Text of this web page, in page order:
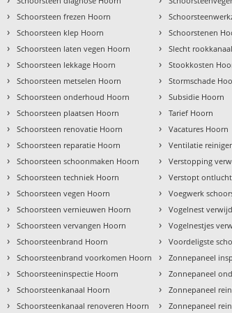
› Schoorsteen frezen Hoorn
› Schoorsteen klep Hoorn
› Schoorsteen laten vegen Hoorn
› Schoorsteen lekkage Hoorn
› Schoorsteen metselen Hoorn
› Schoorsteen onderhoud Hoorn
› Schoorsteen plaatsen Hoorn
› Schoorsteen renovatie Hoorn
› Schoorsteen reparatie Hoorn
› Schoorsteen schoonmaken Hoorn
› Schoorsteen techniek Hoorn
› Schoorsteen vegen Hoorn
› Schoorsteen vernieuwen Hoorn
› Schoorsteen vervangen Hoorn
› Schoorsteenbrand Hoorn
› Schoorsteenbrand voorkomen Hoorn
› Schoorsteeninspectie Hoorn
› Schoorsteenkanaal Hoorn
› Schoorsteenkanaal renoveren Hoorn
›
› Schoorstenen
› Slecht
› Stookkosten
› Stormschade
› Subsidie Hoorn
› Tarief Hoorn
› Vacatures Hoorn
› Ventilatie
› Verstopping
› Verstopt
› Voegwerk
› Vogelnest
› Vogelnestjes
› Voordeligste
› Zonnepaneel
› Zonnepaneel
› Zonnepaneel
› Zonnepaneel